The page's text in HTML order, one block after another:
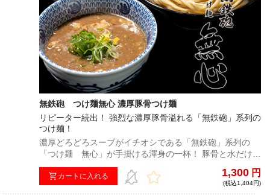
無鉄砲 つけ麺無心 濃厚豚骨つけ麺
リピーター続出！ 強烈な濃厚豚骨溢れる「無鉄砲」系列の
つけ麺！
濃厚どろどろスープがイチオシである「無鉄砲」系列の
「つけ麺 無心」が手掛ける渾身の一杯！ 豚骨と水だけで
どろどろになるまで長時間煮込んだつけ汁は唯一無二の存
在！強烈な濃厚さに舌を唸らせながらも柚子のすっきりと
した味わいでバランスのとれた絶品つけ汁となっている！
カートに入れる 1,300 円
(税込1,404円)